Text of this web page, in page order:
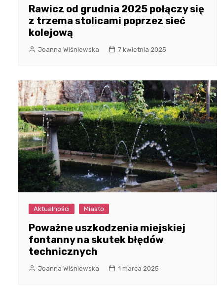
Rawicz od grudnia 2025 połączy się
z trzema stolicami poprzez sieć
kolejową
Joanna Wiśniewska 7 kwietnia 2025
Aktualności Miasto
Poważne uszkodzenia miejskiej
fontanny na skutek błędów
technicznych
Joanna Wiśniewska 1 marca 2025